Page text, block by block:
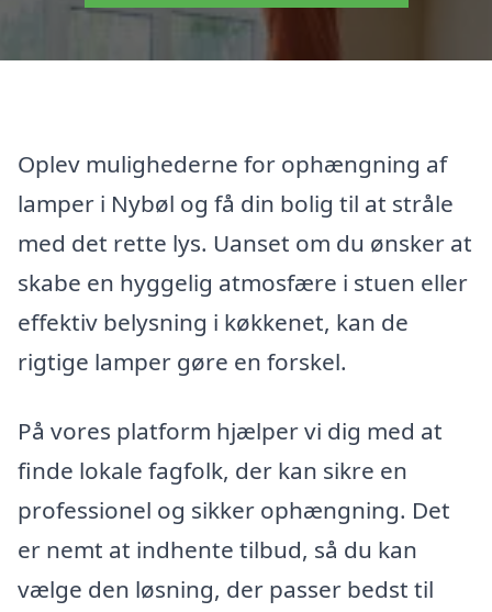
Oplev mulighederne for ophængning af
lamper i Nybøl og få din bolig til at stråle
med det rette lys. Uanset om du ønsker at
skabe en hyggelig atmosfære i stuen eller
effektiv belysning i køkkenet, kan de
rigtige lamper gøre en forskel.
På vores platform hjælper vi dig med at
finde lokale fagfolk, der kan sikre en
professionel og sikker ophængning. Det
er nemt at indhente tilbud, så du kan
vælge den løsning, der passer bedst til